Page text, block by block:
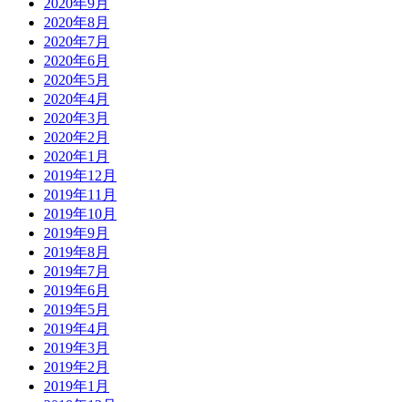
2020年9月
2020年8月
2020年7月
2020年6月
2020年5月
2020年4月
2020年3月
2020年2月
2020年1月
2019年12月
2019年11月
2019年10月
2019年9月
2019年8月
2019年7月
2019年6月
2019年5月
2019年4月
2019年3月
2019年2月
2019年1月